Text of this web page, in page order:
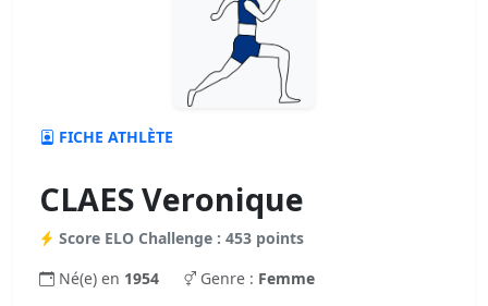
FICHE ATHLÈTE
CLAES Veronique
Score ELO Challenge : 453 points
Né(e) en 1954 Genre : Femme